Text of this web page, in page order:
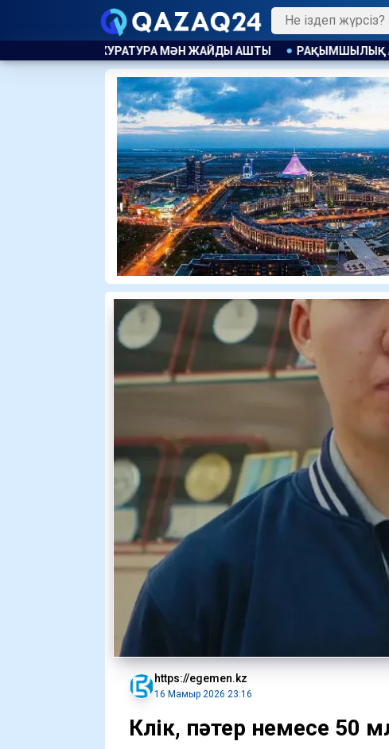
РАҚЫМШЫЛЫҚ АВТОМАТТЫ ТҮРДЕ
https://egemen.kz
16 Мамыр 2026 23:16
Көлік, пәтер немесе 50